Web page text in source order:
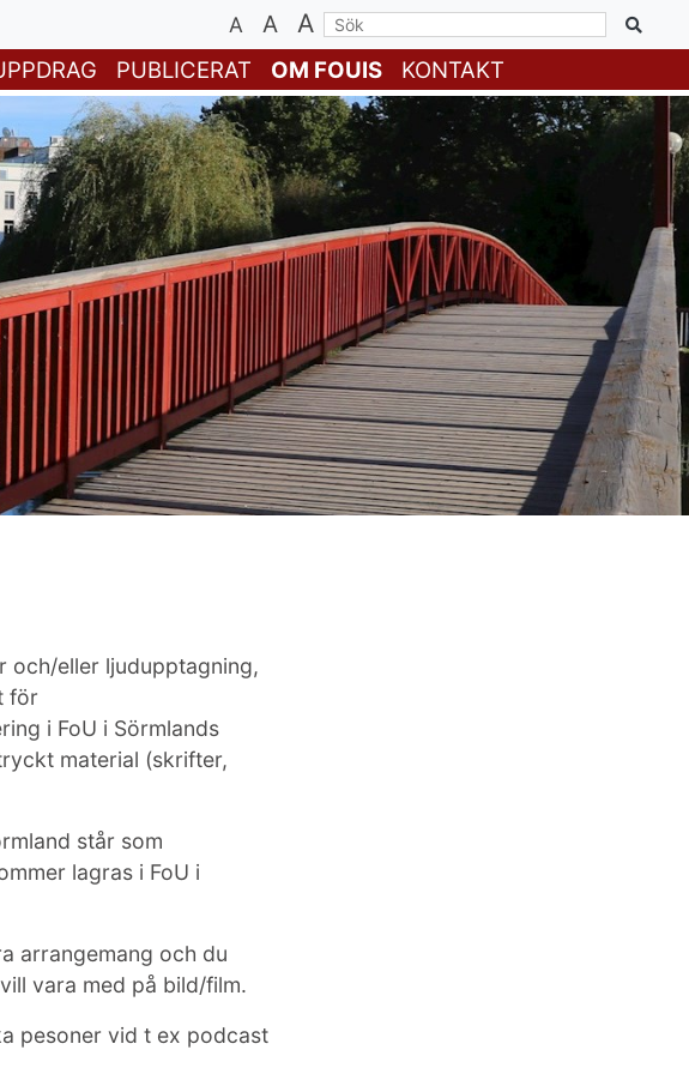
A A A
PUBLICERAT OM FOUIS KONTAKT
och/eller ljudupptagning,
för
i FoU i Sörmlands
material (skrifter,
står som
lagras i FoU i
arrangemang och du
vara med på bild/film.
pesoner vid t ex podcast